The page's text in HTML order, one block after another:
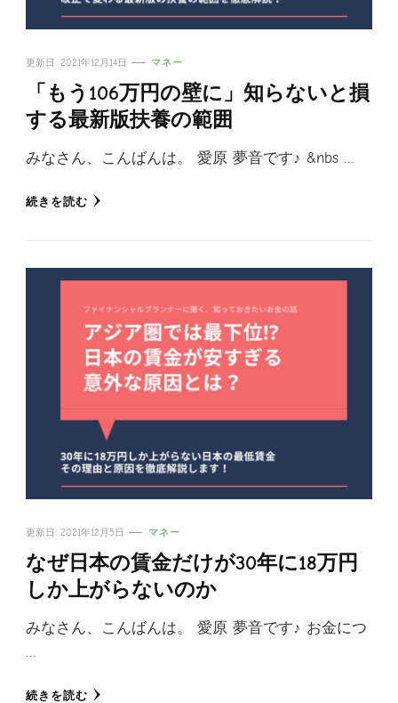
更新日: 2021年12月14日 マネー
「もう106万円の壁に」知らないと損
する最新版扶養の範囲
みなさん、こんばんは。 愛原 夢音です♪ &nbs …
続きを読む
更新日: 2021年12月5日 マネー
なぜ日本の賃金だけが30年に18万円
しか上がらないのか
みなさん、こんばんは。 愛原 夢音です♪ お金につ
続きを読む